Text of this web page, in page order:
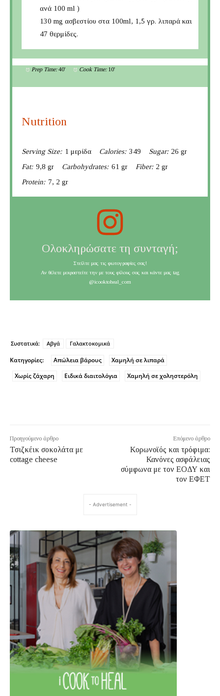
ανά 100 ml )
130 mg ασβεστίου στα 100ml, 1,5 γρ. λιπαρά και
47 θερμίδες.
Prep Time: 40' Cook Time: 10'
Nutrition
Serving Size: 1 μερίδα Calories: 349 Sugar: 26 gr
Fat: 9,8 gr Carbohydrates: 61 gr Fiber: 2 gr
Protein: 7, 2 gr
Ολοκληρώσατε τη συνταγή;
Στείλτε μας τις φωτογραφίες σας!
Αν θέλετε μοιραστείτε την με τους φίλους σας και κάντε μας tag
@icooktoheal_com
Συστατικά: Αβγά Γαλακτοκομικά
Κατηγορίες: Απώλεια βάρους
Χαμηλή σε λιπαρά
Χωρίς ζάχαρη
Ειδικά διαιτολόγια Χαμηλή σε χοληστερόλη
Προηγούμενο άρθρο
Τσιζκέικ σοκολάτα με
cottage cheese
Επόμενο άρθρο
Κορωνοϊός και τρόφιμα:
Κανόνες ασφάλειας
σύμφωνα με τον ΕΟΔΥ και
τον ΕΦΕΤ
- Advertisement -